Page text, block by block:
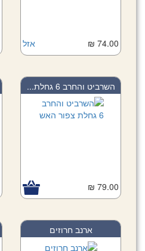
אזל 74.00 ₪
השרביט והחרב 6 גחלת...
79.00 ₪
ארנב חרוזים